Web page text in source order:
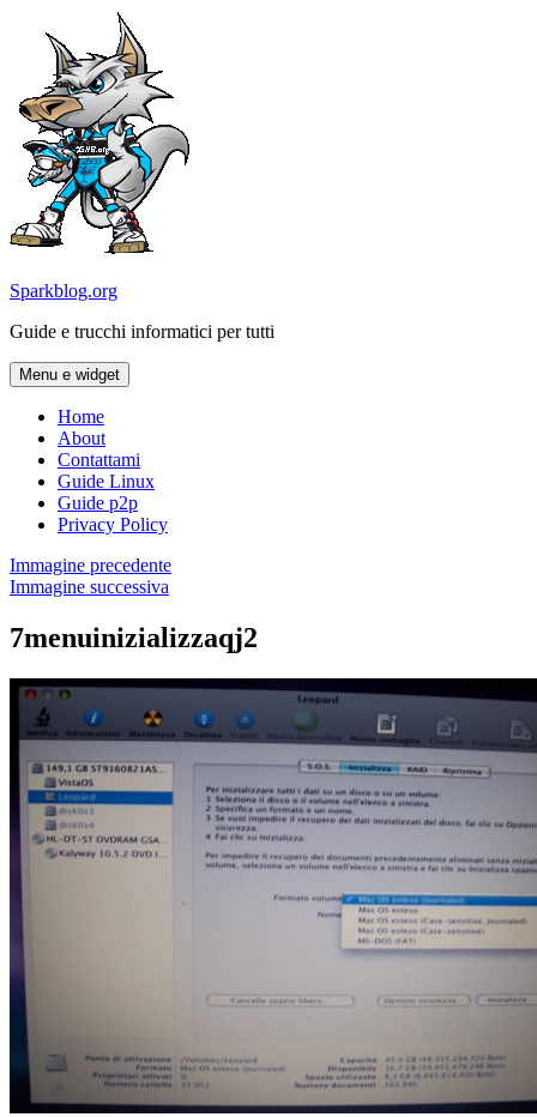
contenuto
Sparkblog.org
Guide e trucchi informatici per tutti
Menu e widget
Home
About
Contattami
Guide Linux
Guide p2p
Privacy Policy
Immagine precedente
Immagine successiva
7menuinizializzaqj2